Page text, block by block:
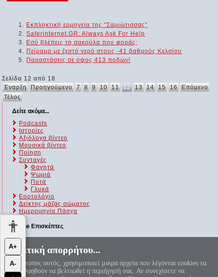
Εκπληκτική ερμηνεία της "Σαμιώτισσας"
Saferinternet.GR: Always Ask For Help
Εσύ βλέπεις τη σακούλα που φοράς;
Πείραμα με ζεστό νερό στους -41 βαθμούς Κελσίου
Παραστάσεις σε ύψος 413 ποδών!
Σελίδα 12 από 18
Έναρξη Προηγούμενο 7 8 9 10 11 12 13 14 15 16 Επόμενο
Τέλος
Δείτε ακόμα...
Podcasts
Ιστορίες
Αξιόλογα βίντεο
Μουσικά βίντεο
Ποίηση
Συνταγές
Φαγητά
Ψωμιά
Ποτά
Γλυκά
Εορτολόγιο
Δείκτης μάζας σώματος
Ημερομηνία Πάσχα
Online Επισκέπτες
Αυτήν τη στιγμή επισκέπτονται τον ιστότοπό μας 194 guests και
κανένα μέλος
«Αεί ο Θεός ο Μέγας γεωμετρεί, το κύκλου μήκος ίνα
ορίση διαμέτρω, παρήγαγεν αριθμόν απέραντον, καί όν,
Πολιτική απορρήτου...
Ο ιστότοπος αυτός, χρησιμοποιεί μικρά αρχεία που λέγονται cookies τα
οποία βοηθούν να βελτιωθεί η περιήγησή σας. Αν συνεχίσετε να
Α+
Α-